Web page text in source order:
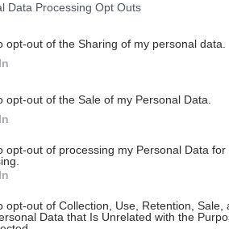
Data Processing Opt Outs
opt-out of the Sharing of my personal data.
opt-out of the Sale of my Personal Data.
opt-out of processing my Personal Data for
opt-out of Collection, Use, Retention, Sale,
Data that Is Unrelated with the
ότι η μονάδα αιμοκάθαρσης
συνεχίσει τη λειτουργία της,
αποζημιώσεις από τον ΕΟΠΥΥ για
ψυχική εξόντωση των αναγκεμένων